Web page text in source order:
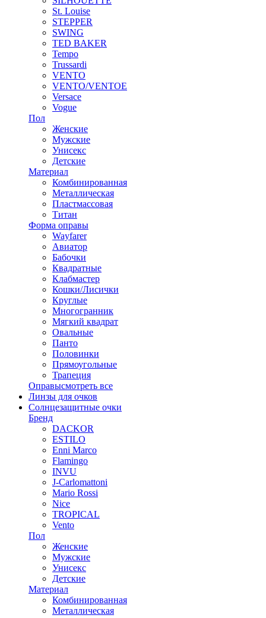
St. Louise
STEPPER
SWING
TED BAKER
Tempo
Trussardi
VENTO
VENTO/VENTOE
Versace
Vogue
Пол
Женские
Мужские
Унисекс
Детские
Материал
Комбинированная
Металлическая
Пластмассовая
Титан
Форма оправы
Wayfarer
Авиатор
Бабочки
Квадратные
Клабмастер
Кошки/Лисички
Круглые
Многогранник
Мягкий квадрат
Овальные
Панто
Половинки
Прямоугольные
Трапеция
Оправысмотреть все
Линзы для очков
Солнцезащитные очки
Бренд
DACKOR
ESTILO
Enni Marco
Flamingo
INVU
J-Carlomattoni
Mario Rossi
Nice
TROPICAL
Vento
Пол
Женские
Мужские
Унисекс
Детские
Материал
Комбинированная
Металлическая